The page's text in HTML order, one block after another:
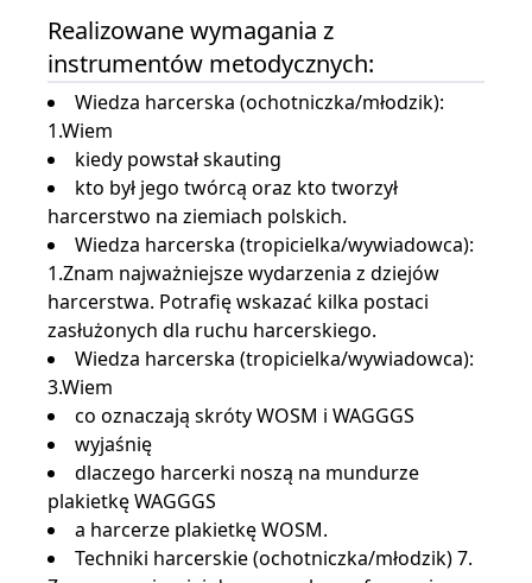
Realizowane wymagania z
instrumentów metodycznych:
Wiedza harcerska (ochotniczka/młodzik):
1.Wiem
kiedy powstał skauting
kto był jego twórcą oraz kto tworzył
harcerstwo na ziemiach polskich.
Wiedza harcerska (tropicielka/wywiadowca):
1.Znam najważniejsze wydarzenia z dziejów
harcerstwa. Potrafię wskazać kilka postaci
zasłużonych dla ruchu harcerskiego.
Wiedza harcerska (tropicielka/wywiadowca):
3.Wiem
co oznaczają skróty WOSM i WAGGGS
wyjaśnię
dlaczego harcerki noszą na mundurze
plakietkę WAGGGS
a harcerze plakietkę WOSM.
Techniki harcerskie (ochotniczka/młodzik) 7.